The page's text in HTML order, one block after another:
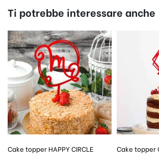
Ti potrebbe interessare anche
Cake topper HAPPY CIRCLE Cake topper